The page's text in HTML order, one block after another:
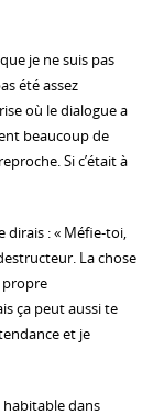
je ne suis pas
été assez
où le dialogue a
beaucoup de
Si c’était à
dirais : « Méfie-toi,
La chose
propre
ça peut aussi te
et je
habitable dans